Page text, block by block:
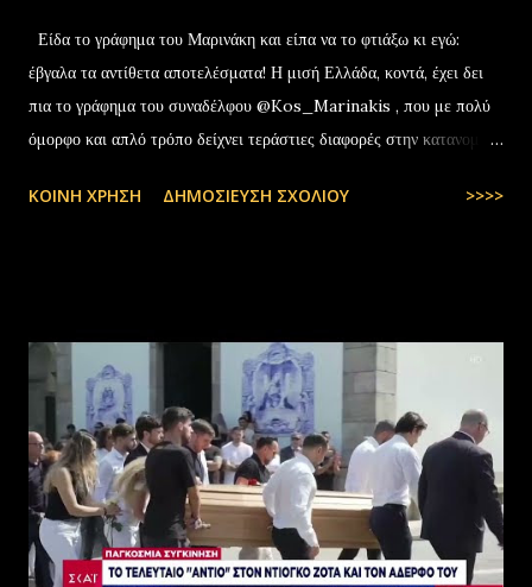
Είδα το γράφημα του Μαρινάκη και είπα να το φτιάξω κι εγώ:
έβγαλα τα αντίθετα αποτελέσματα! Η μισή Ελλάδα, κοντά, έχει δει
πια το γράφημα του συναδέλφου @Kos_Marinakis , που με πολύ
όμορφο και απλό τρόπο δείχνει τεράστιες διαφορές στην κατανομή
— Stefanos Tyros (@StefanosTyros) July 11, 2025
ΚΟΙΝΉ ΧΡΉΣΗ ΔΗΜΟΣΊΕΥΣΗ ΣΧΟΛΊΟΥ >>>>